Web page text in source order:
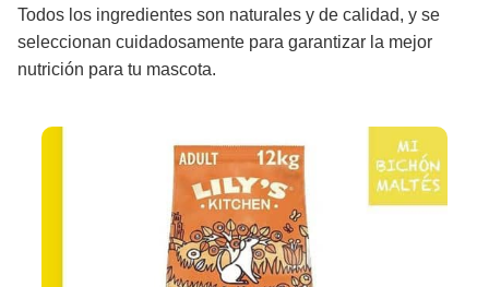
Todos los ingredientes son naturales y de calidad, y se
seleccionan cuidadosamente para garantizar la mejor
nutrición para tu mascota.